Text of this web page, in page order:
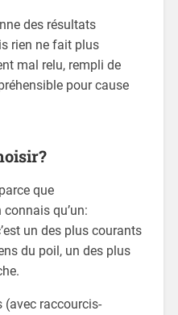
des résultats
rien ne fait plus
mal relu, rempli de
pour cause
que
qu’un:
un des plus courants
du poil, un des plus
(avec raccourcis-